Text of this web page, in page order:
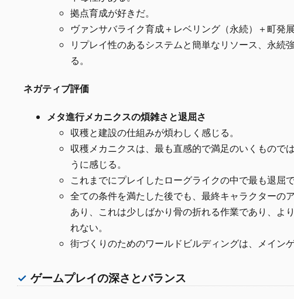
拠点育成が好きだ。
ヴァンサバライク育成＋レベリング（永続）＋町発
リプレイ性のあるシステムと簡単なリソース、永
る。
ネガティブ評価
メタ進行メカニクスの煩雑さと退屈さ
収穫と建設の仕組みが煩わしく感じる。
収穫メカニクスは、最も直感的で満足のいくもので
うに感じる。
これまでにプレイしたローグライクの中で最も退屈
全ての条件を満たした後でも、最終キャラクターの
あり、これは少しばかり骨の折れる作業であり、よ
れない。
街づくりのためのワールドビルディングは、メイン
ゲームプレイの深さとバランス